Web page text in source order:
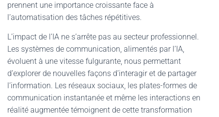
prennent une importance croissante face à
l’automatisation des tâches répétitives.
L’impact de l’IA ne s’arrête pas au secteur professionnel.
Les systèmes de communication, alimentés par l’IA,
évoluent à une vitesse fulgurante, nous permettant
d’explorer de nouvelles façons d’interagir et de partager
l’information. Les réseaux sociaux, les plates-formes de
communication instantanée et même les interactions en
réalité augmentée témoignent de cette transformation